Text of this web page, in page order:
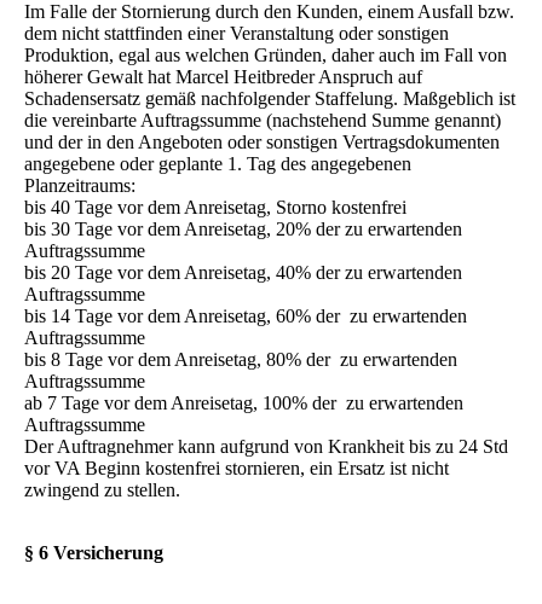
Im Falle der Stornierung durch den Kunden, einem Ausfall bzw.
dem nicht stattfinden einer Veranstaltung oder sonstigen
Produktion, egal aus welchen Gründen, daher auch im Fall von
höherer Gewalt hat Marcel Heitbreder Anspruch auf
Schadensersatz gemäß nachfolgender Staffelung. Maßgeblich ist
die vereinbarte Auftragssumme (nachstehend Summe genannt)
und der in den Angeboten oder sonstigen Vertragsdokumenten
angegebene oder geplante 1. Tag des angegebenen
Planzeitraums:
bis 40 Tage vor dem Anreisetag, Storno kostenfrei
bis 30 Tage vor dem Anreisetag, 20% der zu erwartenden
Auftragssumme
bis 20 Tage vor dem Anreisetag, 40% der zu erwartenden
Auftragssumme
bis 14 Tage vor dem Anreisetag, 60% der zu erwartenden
Auftragssumme
bis 8 Tage vor dem Anreisetag, 80% der zu erwartenden
Auftragssumme
ab 7 Tage vor dem Anreisetag, 100% der zu erwartenden
Auftragssumme
Der Auftragnehmer kann aufgrund von Krankheit bis zu 24 Std
vor VA Beginn kostenfrei stornieren, ein Ersatz ist nicht
zwingend zu stellen.
§ 6 Versicherung